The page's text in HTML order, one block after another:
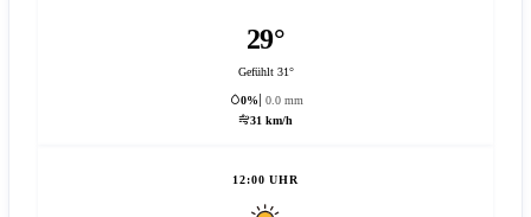
29°
Gefühlt 31°
0%
0.0 mm
31 km/h
12:00 UHR